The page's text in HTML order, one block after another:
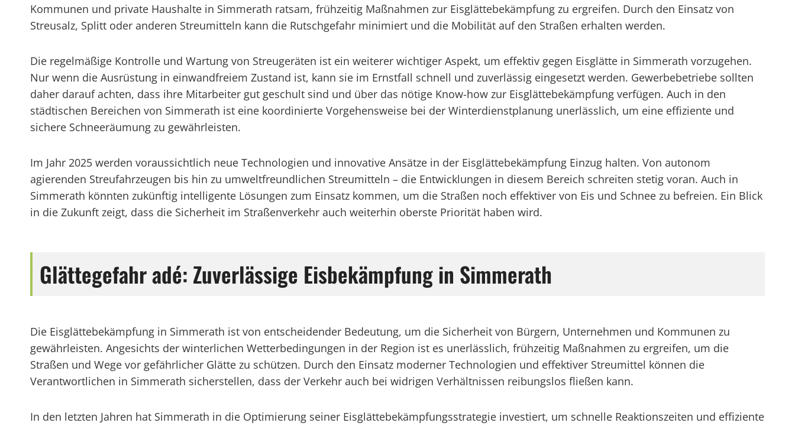
Kommunen und private Haushalte in Simmerath ratsam, frühzeitig Maßnahmen zur Eisglättebekämpfung zu ergreifen. Durch den Einsatz von
Streusalz, Splitt oder anderen Streumitteln kann die Rutschgefahr minimiert und die Mobilität auf den Straßen erhalten werden.
Die regelmäßige Kontrolle und Wartung von Streugeräten ist ein weiterer wichtiger Aspekt, um effektiv gegen Eisglätte in Simmerath vorzugehen.
Nur wenn die Ausrüstung in einwandfreiem Zustand ist, kann sie im Ernstfall schnell und zuverlässig eingesetzt werden. Gewerbebetriebe sollten
daher darauf achten, dass ihre Mitarbeiter gut geschult sind und über das nötige Know-how zur Eisglättebekämpfung verfügen. Auch in den
städtischen Bereichen von Simmerath ist eine koordinierte Vorgehensweise bei der Winterdienstplanung unerlässlich, um eine effiziente und
sichere Schneeräumung zu gewährleisten.
Im Jahr 2025 werden voraussichtlich neue Technologien und innovative Ansätze in der Eisglättebekämpfung Einzug halten. Von autonom
agierenden Streufahrzeugen bis hin zu umweltfreundlichen Streumitteln – die Entwicklungen in diesem Bereich schreiten stetig voran. Auch in
Simmerath könnten zukünftig intelligente Lösungen zum Einsatz kommen, um die Straßen noch effektiver von Eis und Schnee zu befreien. Ein Blick
in die Zukunft zeigt, dass die Sicherheit im Straßenverkehr auch weiterhin oberste Priorität haben wird.
Glättegefahr adé: Zuverlässige Eisbekämpfung in Simmerath
Die Eisglättebekämpfung in Simmerath ist von entscheidender Bedeutung, um die Sicherheit von Bürgern, Unternehmen und Kommunen zu
gewährleisten. Angesichts der winterlichen Wetterbedingungen in der Region ist es unerlässlich, frühzeitig Maßnahmen zu ergreifen, um die
Straßen und Wege vor gefährlicher Glätte zu schützen. Durch den Einsatz moderner Technologien und effektiver Streumittel können die
Verantwortlichen in Simmerath sicherstellen, dass der Verkehr auch bei widrigen Verhältnissen reibungslos fließen kann.
In den letzten Jahren hat Simmerath in die Optimierung seiner Eisglättebekämpfungsstrategie investiert, um schnelle Reaktionszeiten und effiziente